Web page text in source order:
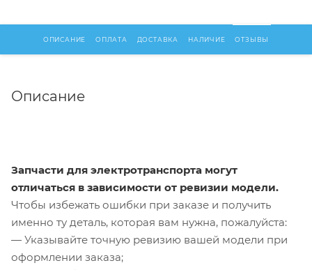
ОПИСАНИЕ ОПЛАТА ДОСТАВКА НАЛИЧИЕ ОТЗЫВЫ
Описание
Запчасти для электротранспорта могут
отличаться в зависимости от ревизии модели.
Чтобы избежать ошибки при заказе и получить
именно ту деталь, которая вам нужна, пожалуйста:
— Указывайте точную ревизию вашей модели при
оформлении заказа;